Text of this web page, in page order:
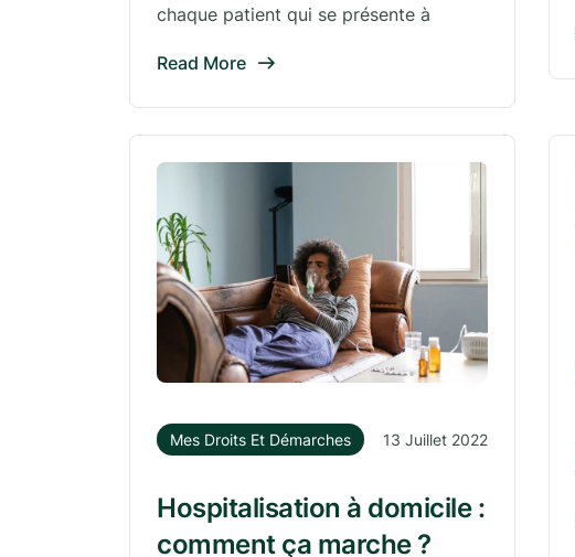
chaque patient qui se présente à
Read More
Mes Droits Et Démarches 13 Juillet 2022
Hospitalisation à domicile :
comment ça marche ?